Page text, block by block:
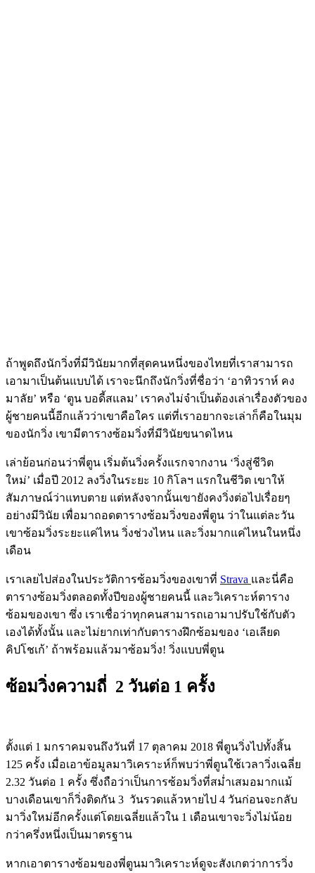
ถ้าพูดถึงนักวิ่งที่มีวินัยมากที่สุดคนหนึ่งของไทยที่เราสามารถ
เอามาเป็นต้นแบบได้ เราจะนึกถึงนักวิ่งที่ชื่อว่า ‘อาทิวราห์ คง
มาลัย’ หรือ ‘ตูน บอดี้สแลม’ เราคงไม่จำเป็นต้องเล่าเรื่องตัวของ
ผู้ชายคนนี้อีกแล้วว่าเขาคือใคร แต่ที่เราอยากจะเล่าก็คือในมุม
ของนักวิ่ง เขามีตารางซ้อมวิ่งที่มีวินัยขนาดไหน
เล่าย้อนก่อนว่าพี่ตูน เริ่มต้นวิ่งครั้งแรกจากงาน ‘วิ่งสู่ชีวิต
ใหม่’ เมื่อปี 2012 ลงวิ่งในระยะ 10 กิโลฯ แรกในชีวิต เขาให้
สัมภาษณ์ว่าแทบตาย แต่หลังจากนั้นเขายังคงวิ่งต่อไปเรื่อยๆ
อย่างมีวินัย เพื่อมาถอดตารางซ้อมวิ่งของพี่ตูน ว่าในแต่ละวัน
เขาซ้อมวิ่งระยะแค่ไหน วิ่งช่วงไหน และวิ่งมากแค่ไหนในหนึ่ง
เดือน
เราเลยไปส่องในประวัติการซ้อมวิ่งของเขาที่ Strava และนี่คือ
ตารางซ้อมวิ่งตลอดทั้งปีของผู้ชายคนนี้ และวิเคราะห์ตาราง
ซ้อมของเขา ซึ่ง เราเชื่อว่าทุกคนสามารถเอามาปรับใช้กับตัว
เองได้ทั้งนั้น และไม่ยากเท่ากับตารางฝึกซ้อมของ ‘เอเลียด
คิปโชเก้’ ถ้าพร้อมแล้วมาซ้อมวิ่ง! วิ่งแบบพี่ตูน
ซ้อมวิ่งความถี่ 2 วันต่อ 1 ครั้ง
ตั้งแต่ 1 มกราคมจนถึงวันที่ 17 ตุลาคม 2018 พี่ตูนวิ่งไปทั้งสิ้น
125 ครั้ง เมื่อเอาข้อมูลมาวิเคราะห์ก็พบว่าพี่ตูนใช้เวลาวิ่งเฉลี่ย
2.32 วันต่อ 1 ครั้ง ซึ่งถือว่าเป็นการซ้อมวิ่งที่สม่ำเสมอมากแม้
บางเดือนเขาก็วิ่งติดกัน 3 วันรวดแล้วหายไป 4 วันก่อนจะกลับ
มาวิ่งใหม่อีกครั้งแต่โดยเฉลี่ยแล้วใน 1 เดือนเขาจะวิ่งไม่น้อย
กว่าครึ่งหนึ่งเป็นมาตรฐาน
หากเอาตารางซ้อมของพี่ตูนมาวิเคราะห์ดูจะสังเกตว่าการวิ่ง